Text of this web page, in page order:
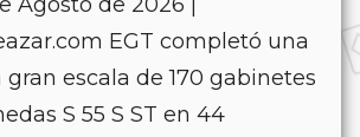
Agosto de 2026 |
EGT completó una
escala de 170 gabinetes
S 55 S ST en 44